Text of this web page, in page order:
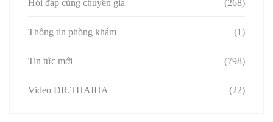
Hỏi đáp cùng chuyên gia (268)
Thông tin phòng khám (1)
Tin tức mới (798)
Video DR.THAIHA (22)